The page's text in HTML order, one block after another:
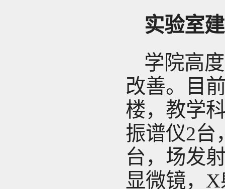
实验室
学院高
改善。目
楼，教学
振谱仪2台
台，场发
显微镜，